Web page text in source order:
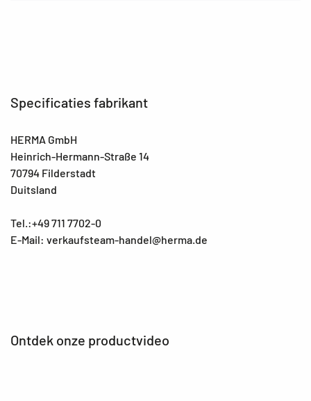
Specificaties fabrikant
HERMA GmbH
Heinrich-Hermann-Straße 14
70794 Filderstadt
Duitsland
Tel.:+49 711 7702-0
E-Mail: verkaufsteam-handel@herma.de
Ontdek onze productvideo